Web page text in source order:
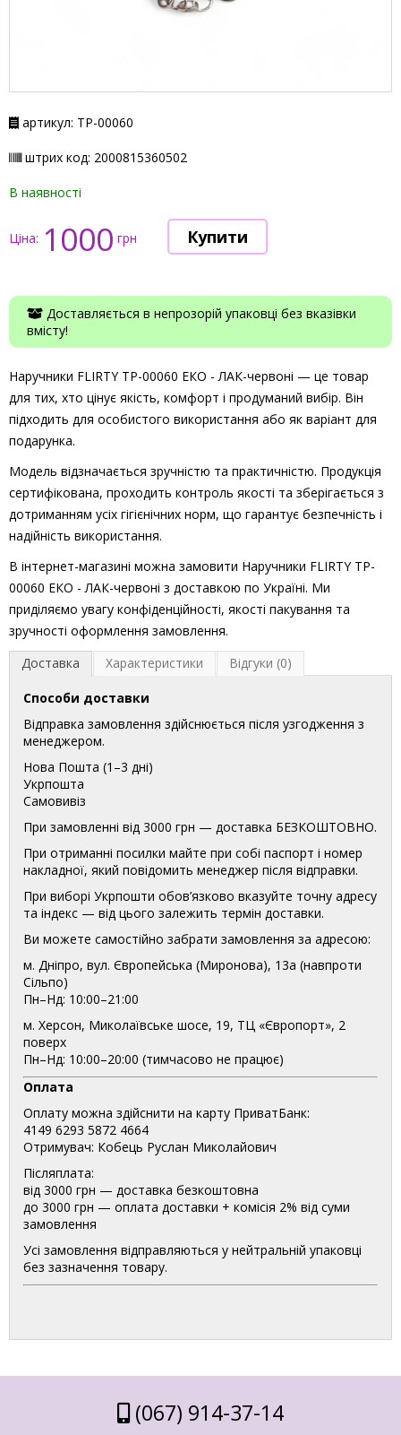
артикул: TP-00060
штрих код: 2000815360502
В наявності
Ціна: 1000 грн
Доставляється в непрозорій упаковці без вказівки
вмісту!
Наручники FLIRTY TP-00060 ЕКО - ЛАК-червоні — це товар
для тих, хто цінує якість, комфорт і продуманий вибір. Він
підходить для особистого використання або як варіант для
подарунка.
Модель відзначається зручністю та практичністю. Продукція
сертифікована, проходить контроль якості та зберігається з
дотриманням усіх гігієнічних норм, що гарантує безпечність і
надійність використання.
В інтернет-магазині можна замовити Наручники FLIRTY TP-
00060 ЕКО - ЛАК-червоні з доставкою по Україні. Ми
приділяємо увагу конфіденційності, якості пакування та
зручності оформлення замовлення.
Доставка
Характеристики Відгуки (0)
Способи доставки
Відправка замовлення здійснюється після узгодження з
менеджером.
Нова Пошта (1–3 дні)
Укрпошта
Самовивіз
При замовленні від 3000 грн — доставка БЕЗКОШТОВНО.
При отриманні посилки майте при собі паспорт і номер
накладної, який повідомить менеджер після відправки.
При виборі Укрпошти обов’язково вказуйте точну адресу
та індекс — від цього залежить термін доставки.
Ви можете самостійно забрати замовлення за адресою:
м. Дніпро, вул. Європейська (Миронова), 13а (навпроти
Сільпо)
Пн–Нд: 10:00–21:00
м. Херсон, Миколаївське шосе, 19, ТЦ «Європорт», 2
поверх
Пн–Нд: 10:00–20:00 (тимчасово не працює)
Оплата
Оплату можна здійснити на карту ПриватБанк:
4149 6293 5872 4664
Отримувач: Кобець Руслан Миколайович
Післяплата:
від 3000 грн — доставка безкоштовна
до 3000 грн — оплата доставки + комісія 2% від суми
замовлення
Усі замовлення відправляються у нейтральній упаковці
без зазначення товару.
(067) 914-37-14